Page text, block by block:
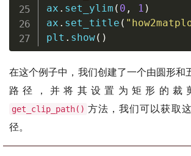
ax . set_ylim ( 0 , 1 )
ax . set_title (
plt . show( )
在这个例子中，我们创建了一个由圆形和
路径，并将其设置为矩形的裁
get_clip_path() 方法，我们可以获取
径。